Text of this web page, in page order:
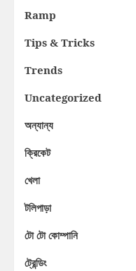
Ramp
Tips & Tricks
Trends
Uncategorized
অন্যান্য
ক্রিকেট
খেলা
টলিপাড়া
টো টো কোম্পানি
ট্রেন্ডিং